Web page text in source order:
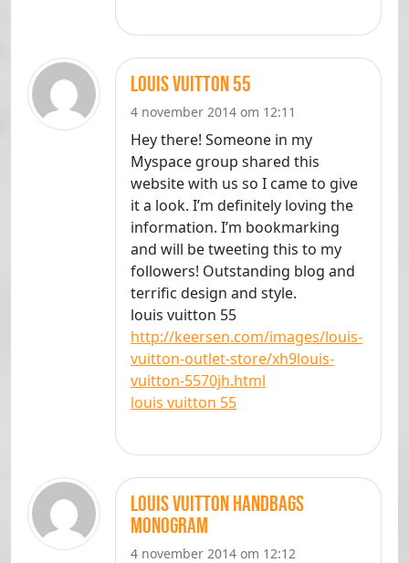
louis vuitton 55
4 november 2014 om 12:11
Hey there! Someone in my
Myspace group shared this
website with us so I came to give
it a look. I’m definitely loving the
information. I’m bookmarking
and will be tweeting this to my
followers! Outstanding blog and
terrific design and style.
louis vuitton 55
http://keersen.com/images/louis-
vuitton-outlet-store/xh9louis-
vuitton-5570jh.html
louis vuitton 55
louis vuitton handbags
monogram
4 november 2014 om 12:12